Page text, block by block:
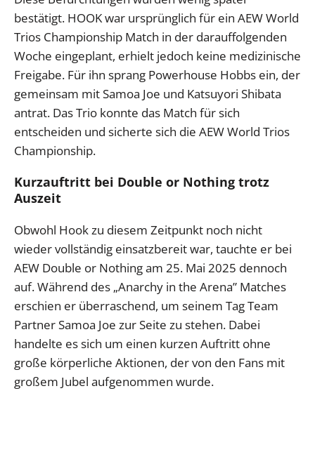
bestätigt. HOOK war ursprünglich für ein AEW World
Trios Championship Match in der darauffolgenden
Woche eingeplant, erhielt jedoch keine medizinische
Freigabe. Für ihn sprang Powerhouse Hobbs ein, der
gemeinsam mit Samoa Joe und Katsuyori Shibata
antrat. Das Trio konnte das Match für sich
entscheiden und sicherte sich die AEW World Trios
Championship.
Kurzauftritt bei Double or Nothing trotz
Auszeit
Obwohl Hook zu diesem Zeitpunkt noch nicht
wieder vollständig einsatzbereit war, tauchte er bei
AEW Double or Nothing am 25. Mai 2025 dennoch
auf. Während des „Anarchy in the Arena” Matches
erschien er überraschend, um seinem Tag Team
Partner Samoa Joe zur Seite zu stehen. Dabei
handelte es sich um einen kurzen Auftritt ohne
große körperliche Aktionen, der von den Fans mit
großem Jubel aufgenommen wurde.